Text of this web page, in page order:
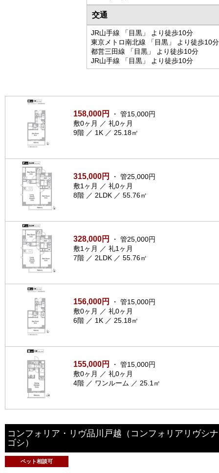
交通
JR山手線 「目黒」 より徒歩10分
東京メトロ南北線 「目黒」 より徒歩10分
都営三田線 「目黒」 より徒歩10分
JR山手線 「目黒」 より徒歩10分
158,000円
・ 管15,000円
敷0ヶ月 ／ 礼0ヶ月
9階 ／ 1K ／ 25.18㎡
315,000円
・ 管25,000円
敷1ヶ月 ／ 礼0ヶ月
8階 ／ 2LDK ／ 55.76㎡
328,000円
・ 管25,000円
敷1ヶ月 ／ 礼1ヶ月
7階 ／ 2LDK ／ 55.76㎡
156,000円
・ 管15,000円
敷0ヶ月 ／ 礼0ヶ月
6階 ／ 1K ／ 25.18㎡
155,000円
・ 管15,000円
敷0ヶ月 ／ 礼0ヶ月
4階 ／ ワンルーム ／ 25.1㎡
コンフォリア・リヴ品川戸越 （コンフォリアリヴシ
ゴシ）
ペット相談可